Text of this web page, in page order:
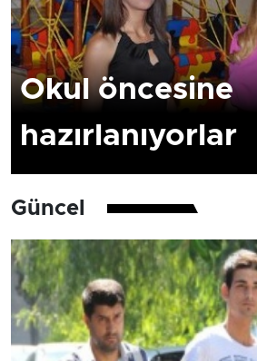
Okul öncesine
hazırlanıyorlar
Güncel